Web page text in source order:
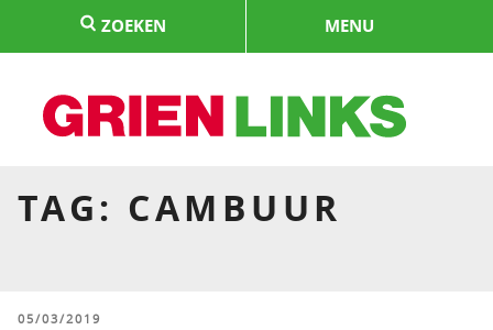
springen
ZOEKEN MENU
TAG: CAMBUUR
GEPLAATST
05/03/2019